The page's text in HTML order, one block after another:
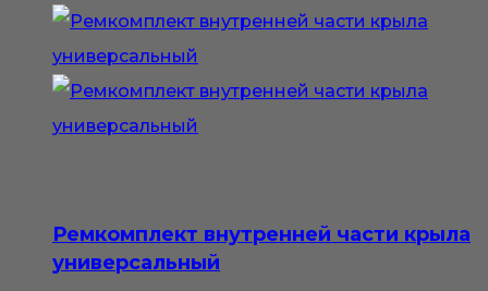
Ремкомплект внутренней части крыла
универсальный